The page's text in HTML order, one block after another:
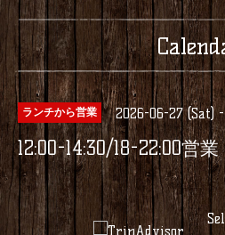
ランチから営業 2026-06-27 (Sat)
12:00-14:30/18-22:00営業